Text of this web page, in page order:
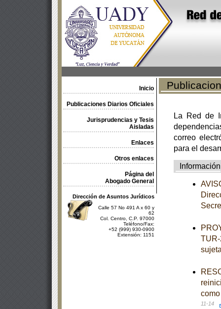
Inicio
Publicaciones Diarios Oficiales
Jurisprudencias y Tesis
Aisladas
Enlaces
Otros enlaces
Página del
Abogado General
Dirección de Asuntos Jurídicos
Calle 57 No 491 A x 60 y
62
Col. Centro, C.P. 97000
Teléfono/Fax:
+52 (999) 930-0900
Extensión: 1151
La Red de
correo
para el
Información
11-14